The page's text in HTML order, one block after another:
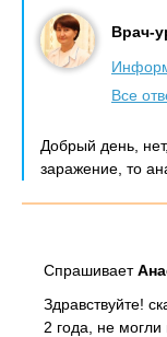
Врач-
Все
Добрый день,
заражение, то
Спрашивает
Здравствуйте!
2 года, не